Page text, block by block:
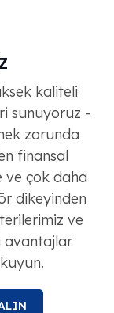
kaliteli
sunuyoruz -
zorunda
finansal
ve çok daha
dikeyinden
ve
avantajlar